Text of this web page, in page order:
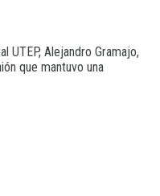
UTEP, Alejandro Gramajo,
que mantuvo una